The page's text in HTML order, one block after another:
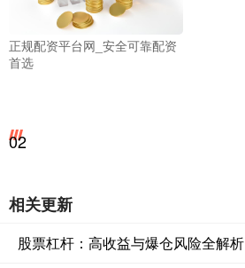
正规配资平台网_安全可靠配资
首选
02
相关更新
股票杠杆：高收益与爆仓风险全解析